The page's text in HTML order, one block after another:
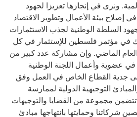
ونرى في إنجازها تعزيزا لجهود
إصلاح بيئة الأعمال وتطوير الاقتصاد
السلطة الوطنية لجذب الاستثمارات
في مؤتمر فلسطين للإستثمار في كل
الماضي. وإن مشاركة عدد كبير من
عضوية وأعمال اللجنة الوطنية
جدية القطاع الخاص في العمل وفق
التوجيهية الدولية لممارسة
تتضمن مجموعة من القضايا والتوجيهات
شركاتنا وحمايتها بانتهاجها مبادئ